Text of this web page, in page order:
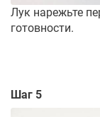
Лук нарежьте
готовности.
Шаг 5